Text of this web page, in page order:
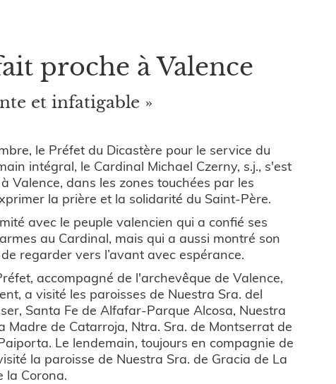
proche à Valence
et infatigable »
le Préfet du Dicastère pour le service du
intégral, le Cardinal Michael Czerny, s.j., s'est
Valence, dans les zones touchées par les
la prière et la solidarité du Saint-Père.
avec le peuple valencien qui a confié ses
au Cardinal, mais qui a aussi montré son
regarder vers l’avant avec espérance.
accompagné de l'archevêque de Valence,
a visité les paroisses de Nuestra Sra. del
Santa Fe de Alfafar-Parque Alcosa, Nuestra
Madre de Catarroja, Ntra. Sra. de Montserrat de
Le lendemain, toujours en compagnie de
la paroisse de Nuestra Sra. de Gracia de La
la Corona.